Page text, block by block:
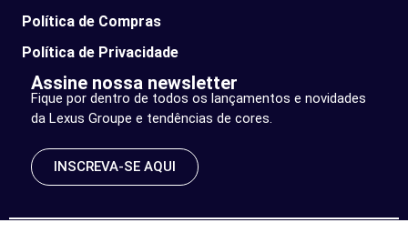
Política de Compras
Política de Privacidade
Assine nossa newsletter
Fique por dentro de todos os lançamentos e novidades
da Lexus Groupe e tendências de cores.
INSCREVA-SE AQUI